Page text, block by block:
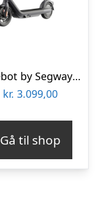
Ninebot by Segway KickScooter E2 PRO D – El-Løbehjul – 20 km/t
kr. 3.099,00
Gå til shop